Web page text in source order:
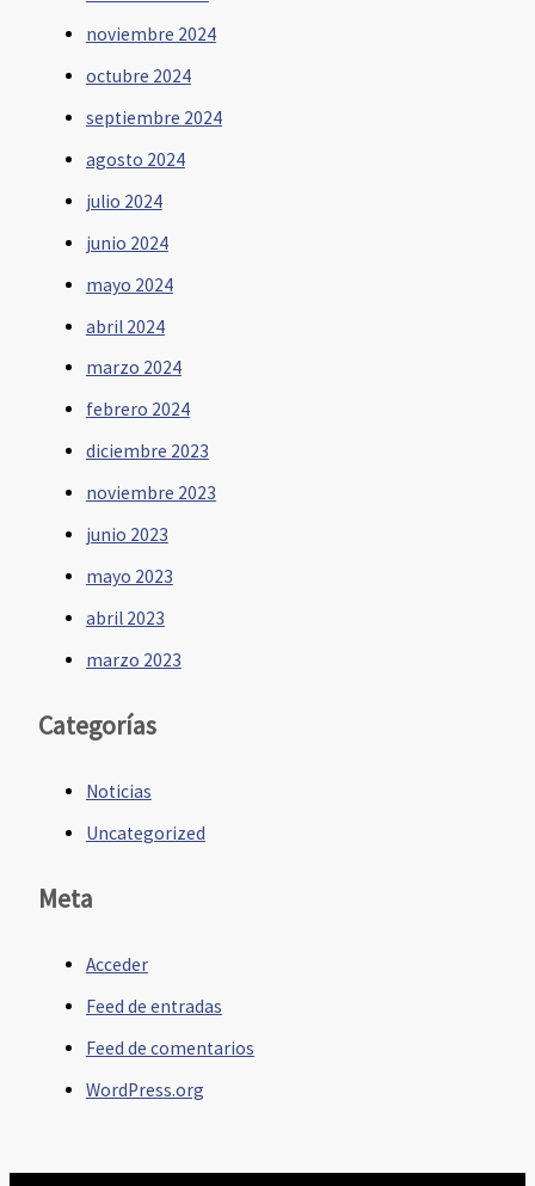
noviembre 2024
octubre 2024
septiembre 2024
agosto 2024
julio 2024
junio 2024
mayo 2024
abril 2024
marzo 2024
febrero 2024
diciembre 2023
noviembre 2023
junio 2023
mayo 2023
abril 2023
marzo 2023
Categorías
Noticias
Uncategorized
Meta
Acceder
Feed de entradas
Feed de comentarios
WordPress.org